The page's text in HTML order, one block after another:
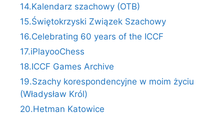
14.Kalendarz szachowy (OTB)
15.Świętokrzyski Związek Szachowy
16.Celebrating 60 years of the ICCF
17.iPlayooChess
18.ICCF Games Archive
19.Szachy korespondencyjne w moim życiu
(Władysław Król)
20.Hetman Katowice